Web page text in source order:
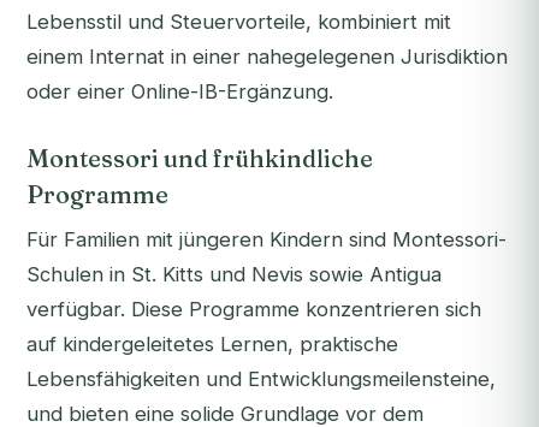
Lebensstil und Steuervorteile, kombiniert mit
einem Internat in einer nahegelegenen Jurisdiktion
oder einer Online-IB-Ergänzung.
Montessori und frühkindliche
Programme
Für Familien mit jüngeren Kindern sind Montessori-
Schulen in St. Kitts und Nevis sowie Antigua
verfügbar. Diese Programme konzentrieren sich
auf kindergeleitetes Lernen, praktische
Lebensfähigkeiten und Entwicklungsmeilensteine,
und bieten eine solide Grundlage vor dem